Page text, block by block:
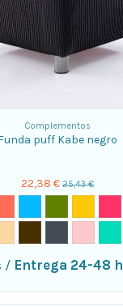
Complementos
puff Kabe negro
22,38 € 25,43 €
/ Entrega 24-48 h